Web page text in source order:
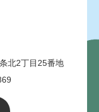
北2丁目25番地